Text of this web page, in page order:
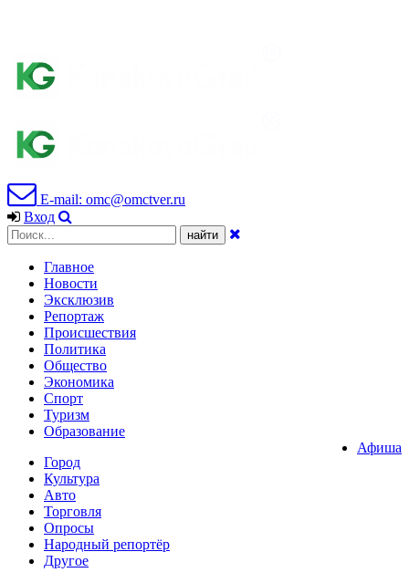
E-mail: omc@omctver.ru
Вход
Главное
Новости
Эксклюзив
Репортаж
Происшествия
Политика
Общество
Экономика
Спорт
Туризм
Образование
Афиша
Город
Культура
Авто
Торговля
Опросы
Народный репортёр
Другое